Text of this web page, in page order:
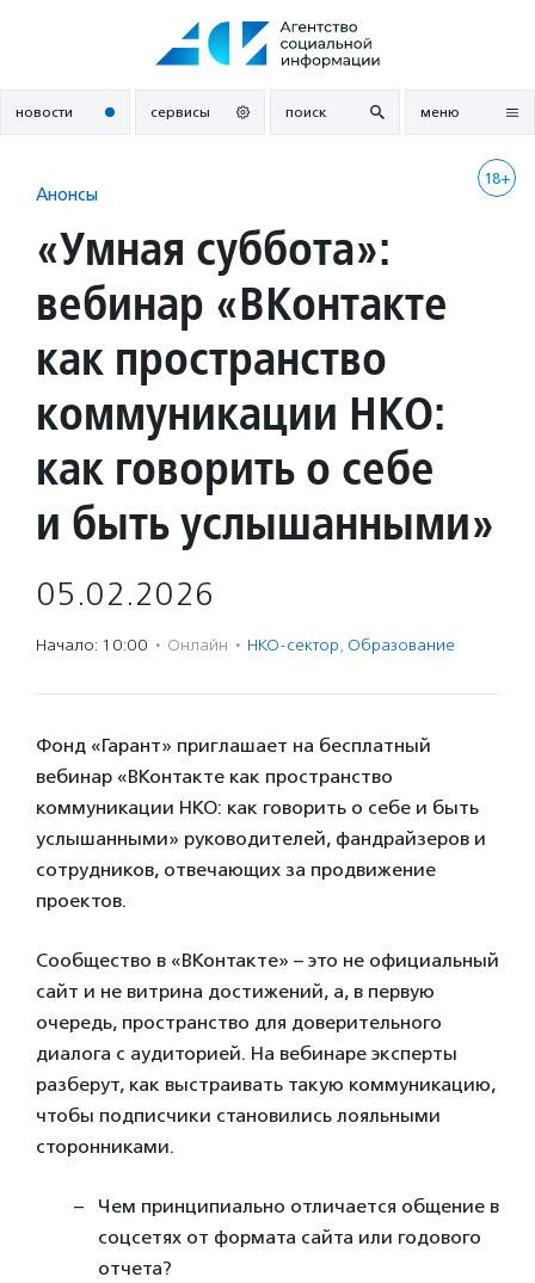
новости сервисы поиск меню
18+
Анонсы
«Умная суббота»:
вебинар «ВКонтакте
как пространство
коммуникации НКО:
как говорить о себе
и быть услышанными»
05.02.2026
Начало: 10:00 · Онлайн · НКО-сектор, Образование
Фонд «Гарант» приглашает на бесплатный
вебинар «ВКонтакте как пространство
коммуникации НКО: как говорить о себе и быть
услышанными» руководителей, фандрайзеров и
сотрудников, отвечающих за продвижение
проектов.
Сообщество в «ВКонтакте» – это не официальный
сайт и не витрина достижений, а, в первую
очередь, пространство для доверительного
диалога с аудиторией. На вебинаре эксперты
разберут, как выстраивать такую коммуникацию,
чтобы подписчики становились лояльными
сторонниками.
Чем принципиально отличается общение в
соцсетях от формата сайта или годового
отчета?